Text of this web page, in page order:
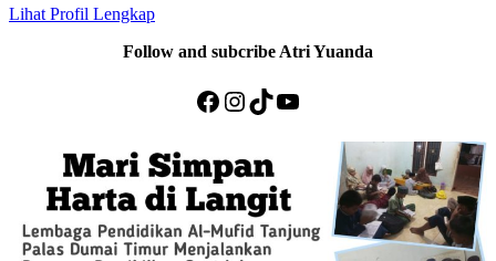
Lihat Profil Lengkap
Follow and subcribe Atri Yuanda
Facebook
Instagram
TikTok
YouTube